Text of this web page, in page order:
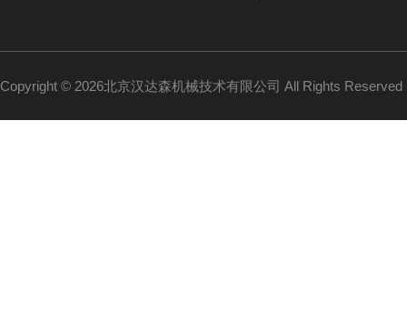
Copyright © 2026北京汉达森机械技术有限公司 All Rights